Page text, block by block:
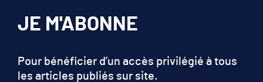
JE M'ABONNE
Pour bénéficier d’un accès privilégié à tous
les articles publiés sur site.